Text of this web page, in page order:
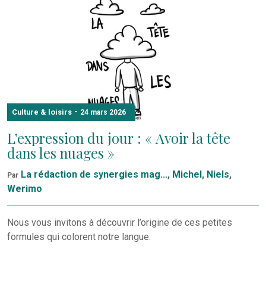
Culture & loisirs - 24 mars 2026
L’expression du jour : « Avoir la tête
dans les nuages »
Par La rédaction de synergies mag..., Michel, Niels,
Werimo
Nous vous invitons à découvrir l’origine de ces petites
formules qui colorent notre langue.